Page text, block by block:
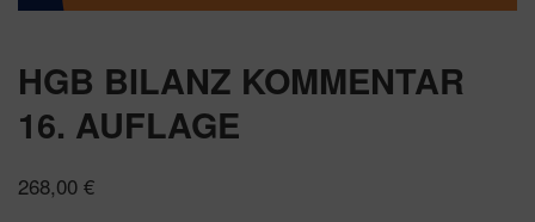
HGB BILANZ KOMMENTAR
16. AUFLAGE
268,00 €